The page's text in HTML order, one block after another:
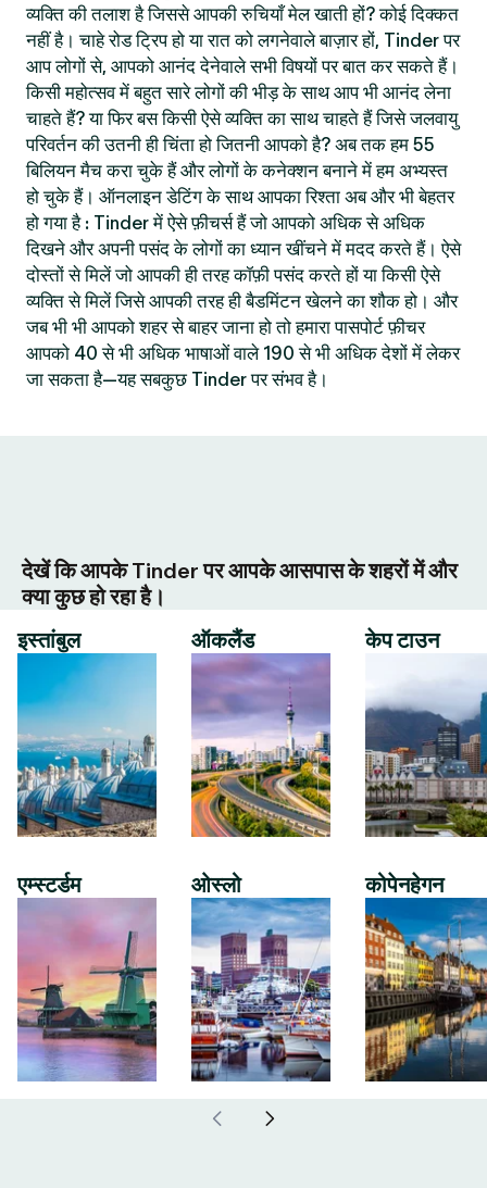
व्यक्ति की तलाश है जिससे आपकी रुचियाँ मेल खाती हों? कोई दिक्कत
नहीं है। चाहे रोड ट्रिप हो या रात को लगनेवाले बाज़ार हों, Tinder पर
आप लोगों से, आपको आनंद देनेवाले सभी विषयों पर बात कर सकते हैं।
किसी महोत्सव में बहुत सारे लोगों की भीड़ के साथ आप भी आनंद लेना
चाहते हैं? या फिर बस किसी ऐसे व्यक्ति का साथ चाहते हैं जिसे जलवायु
परिवर्तन की उतनी ही चिंता हो जितनी आपको है? अब तक हम 55
बिलियन मैच करा चुके हैं और लोगों के कनेक्शन बनाने में हम अभ्यस्त
हो चुके हैं। ऑनलाइन डेटिंग के साथ आपका रिश्ता अब और भी बेहतर
हो गया है : Tinder में ऐसे फ़ीचर्स हैं जो आपको अधिक से अधिक
दिखने और अपनी पसंद के लोगों का ध्यान खींचने में मदद करते हैं। ऐसे
दोस्तों से मिलें जो आपकी ही तरह कॉफ़ी पसंद करते हों या किसी ऐसे
व्यक्ति से मिलें जिसे आपकी तरह ही बैडमिंटन खेलने का शौक हो। और
जब भी भी आपको शहर से बाहर जाना हो तो हमारा पासपोर्ट फ़ीचर
आपको 40 से भी अधिक भाषाओं वाले 190 से भी अधिक देशों में लेकर
जा सकता है—यह सबकुछ Tinder पर संभव है।
देखें कि आपके Tinder पर आपके आसपास के शहरों में और
क्या कुछ हो रहा है।
इस्तांबुल
एम्स्टर्डम
ऑकलैंड
ओस्लो
केप टाउन
कोपेनहेगन